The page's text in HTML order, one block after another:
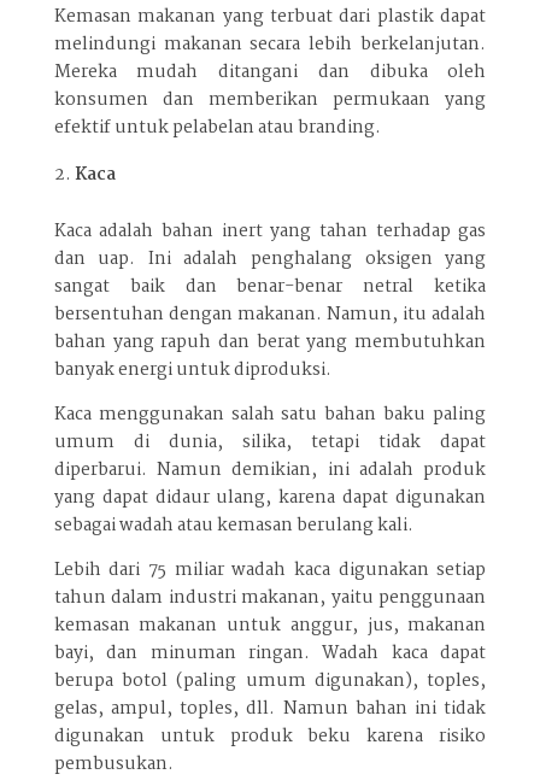
Kemasan makanan yang terbuat dari plastik dapat
melindungi makanan secara lebih berkelanjutan.
Mereka mudah ditangani dan dibuka oleh
konsumen dan memberikan permukaan yang
efektif untuk pelabelan atau branding.
Kaca
Kaca adalah bahan inert yang tahan terhadap gas
dan uap. Ini adalah penghalang oksigen yang
sangat baik dan benar-benar netral ketika
bersentuhan dengan makanan. Namun, itu adalah
bahan yang rapuh dan berat yang membutuhkan
banyak energi untuk diproduksi.
Kaca menggunakan salah satu bahan baku paling
umum di dunia, silika, tetapi tidak dapat
diperbarui. Namun demikian, ini adalah produk
yang dapat didaur ulang, karena dapat digunakan
sebagai wadah atau kemasan berulang kali.
Lebih dari 75 miliar wadah kaca digunakan setiap
tahun dalam industri makanan, yaitu penggunaan
kemasan makanan untuk anggur, jus, makanan
bayi, dan minuman ringan. Wadah kaca dapat
berupa botol (paling umum digunakan), toples,
gelas, ampul, toples, dll. Namun bahan ini tidak
digunakan untuk produk beku karena risiko
pembusukan.